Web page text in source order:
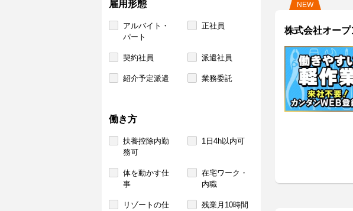
雇用形態
アルバイト・
パート
正社員
契約社員 派遣社員
紹介予定派遣 業務委託
働き方
扶養控除内勤
務可
1日4h以内可
体を動かす仕
事
在宅ワーク・
内職
リゾートの仕
残業月10時間
NEW
株式会社オー